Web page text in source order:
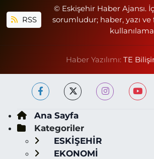
RSS
© Eskişehir Haber Ajansı.
sorumludur; haber, yazı
Haber Yazılımı: TE
Ana Sayfa
Kategoriler
ESKİŞEHİR
EKONOMİ